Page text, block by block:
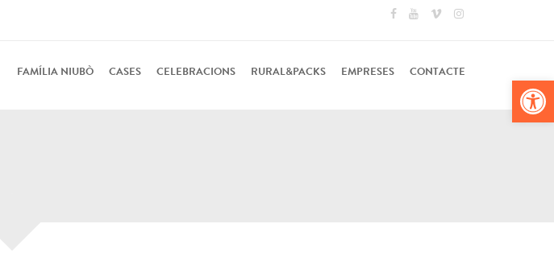
FAMÍLIA NIUBÒ CASES CELEBRACIONS RURAL&PACKS EMPRESES CONTACTE